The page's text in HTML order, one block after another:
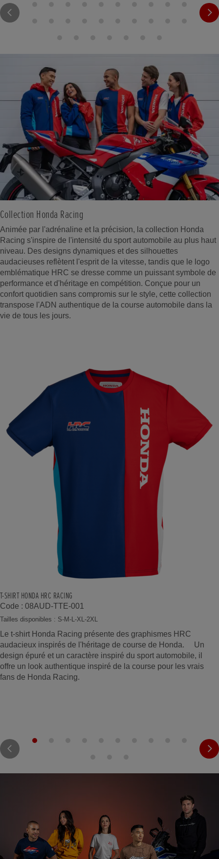
Collection Honda Racing
Animée par l'adrénaline et la précision, la collection Honda
Racing s'inspire de l'intensité du sport automobile au plus haut
niveau. Des designs dynamiques et des silhouettes
audacieuses reflètent l'esprit de la vitesse, tandis que le logo
emblématique HRC se dresse comme un puissant symbole de
performance et d'héritage en compétition. Conçue pour un
confort quotidien sans compromis sur le style, cette collection
transpose l'ADN authentique de la course automobile dans la
vie de tous les jours.
T-SHIRT HONDA HRC RACING
Code : 08AUD-TTE-001
Tailles disponibles : S-M-L-XL-2XL
Le t-shirt Honda Racing présente des graphismes HRC
audacieux inspirés de l'héritage de course de Honda. Un
design épuré et un caractère inspiré du sport automobile, il
offre un look authentique inspiré de la course pour les vrais
fans de Honda Racing.